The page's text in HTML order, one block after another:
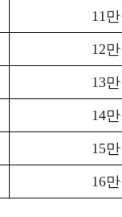
11
12
13
14
15
16